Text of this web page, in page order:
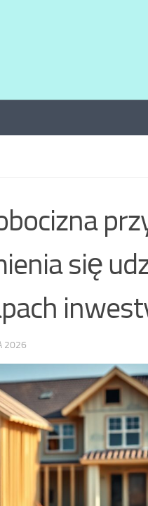
się
2026